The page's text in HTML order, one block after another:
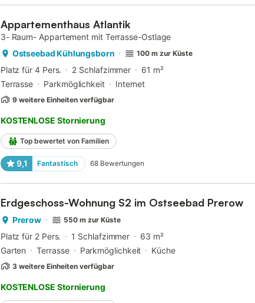
Appartementhaus Atlantik
3- Raum- Appartement mit Terrasse-Ostlage
Ostseebad Kühlungsborn
100 m zur Küste
Platz für 4 Pers. 2 Schlafzimmer
61 m²
Terrasse
Parkmöglichkeit Internet
9 weitere Einheiten verfügbar
KOSTENLOSE Stornierung
Top bewertet von Familien
9,1 Fantastisch 68 Bewertungen
Erdgeschoss-Wohnung S2 im Ostseebad Prerow
Prerow 550 m zur Küste
Platz für 2 Pers. 1 Schlafzimmer
63 m²
Garten
Terrasse Parkmöglichkeit Küche
3 weitere Einheiten verfügbar
KOSTENLOSE Stornierung